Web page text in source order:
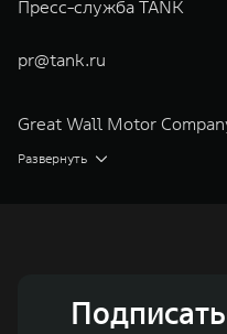
Пресс-служба TANK
pr@tank.ru
Great Wall Motor
глобальный
2011 годах
Развернуть